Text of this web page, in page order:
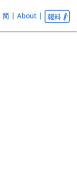
简 | About | 報料